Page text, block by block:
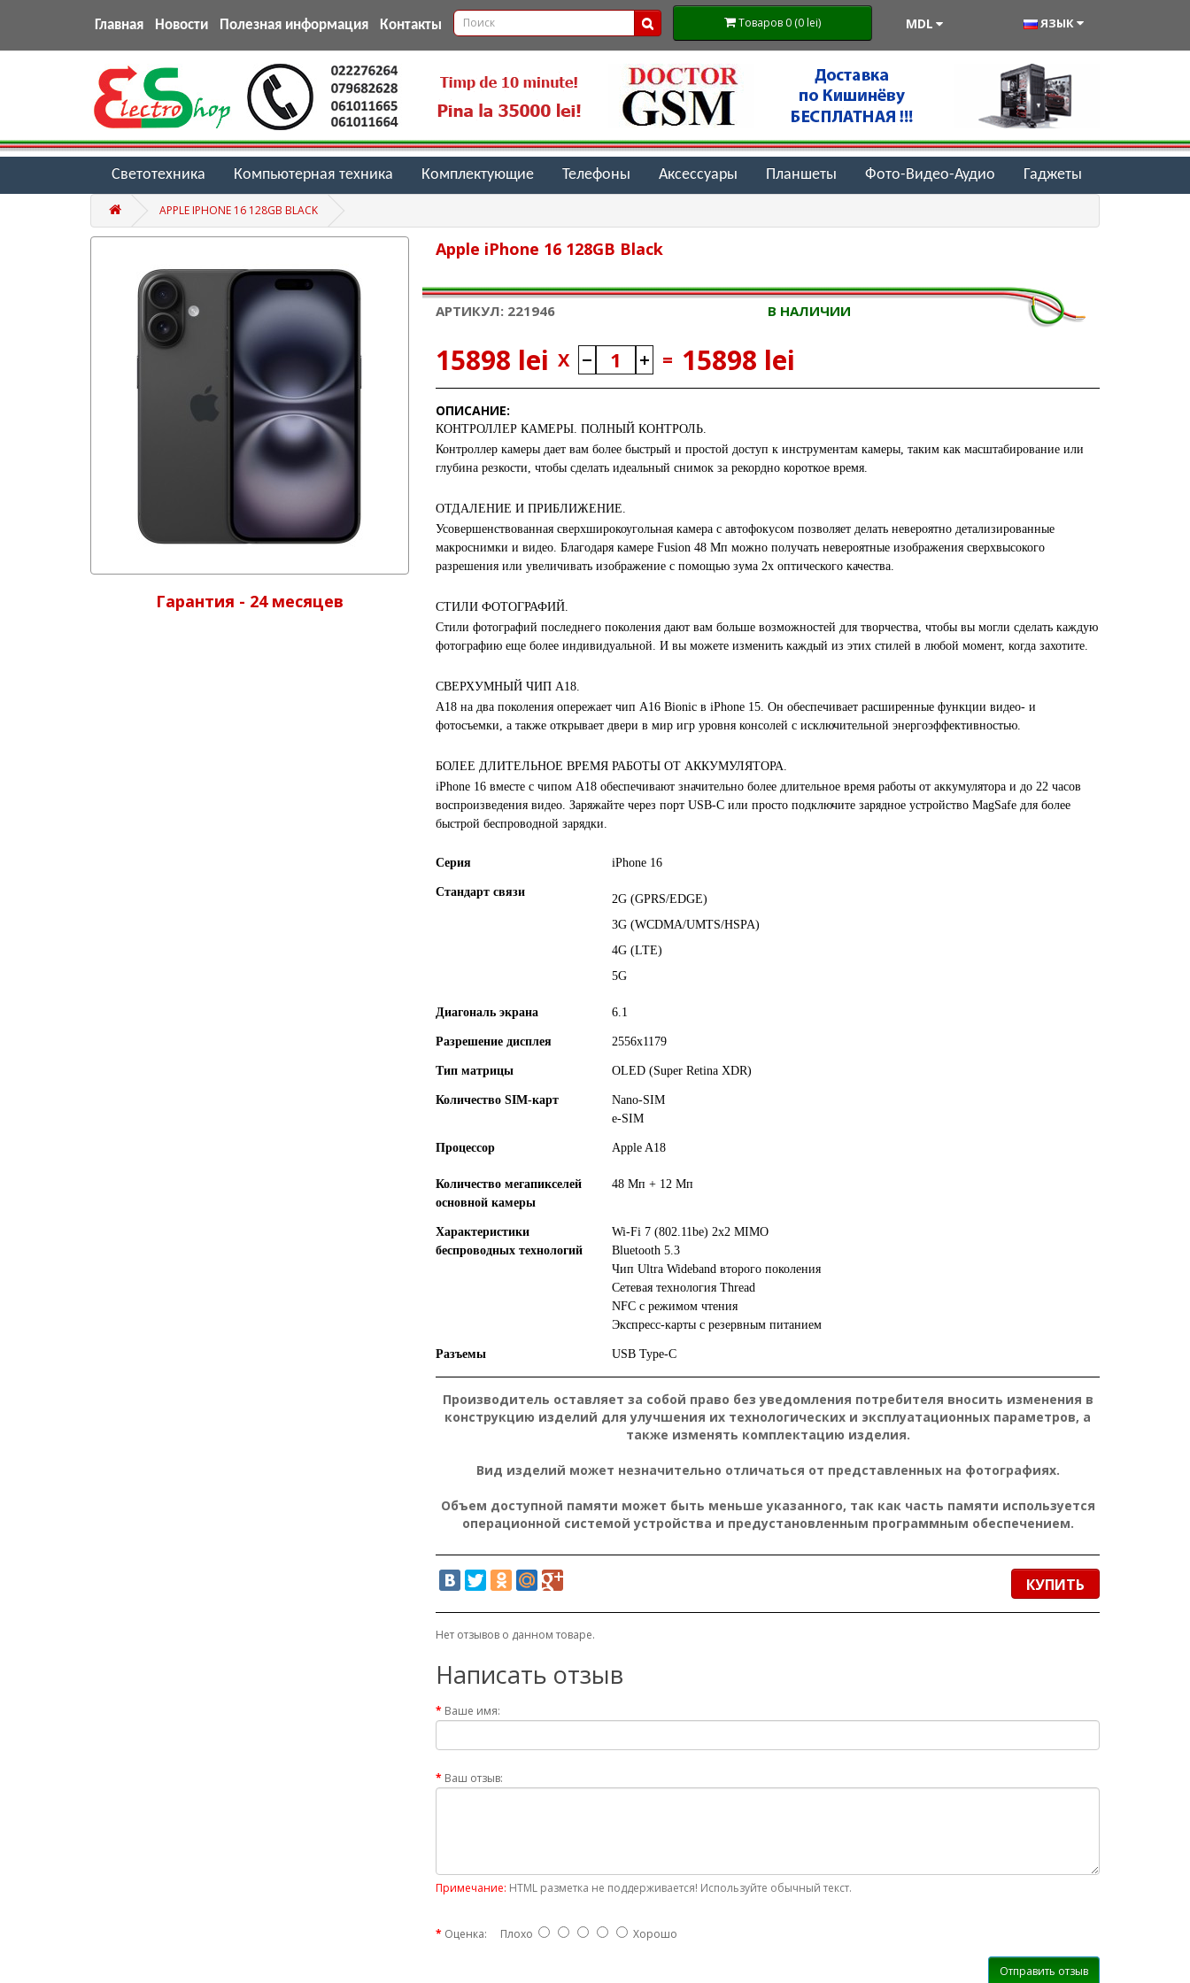
Главная Новости Полезная информация Контакты Товаров 0 (0 lei) MDL ЯЗЫК
Светотехника Компьютерная техника Комплектующие Телефоны Аксессуары Планшеты Фото-Видео-Аудио Гаджеты
APPLE IPHONE 16 128GB BLACK
Гарантия - 24 месяцев
Apple iPhone 16 128GB Black
АРТИКУЛ: 221946 В НАЛИЧИИ
15898 lei X = 15898 lei
ОПИСАНИЕ:
КОНТРОЛЛЕР КАМЕРЫ. ПОЛНЫЙ КОНТРОЛЬ.
Контроллер камеры дает вам более быстрый и простой доступ к инструментам камеры, таким как масштабирование или
глубина резкости, чтобы сделать идеальный снимок за рекордно короткое время.
ОТДАЛЕНИЕ И ПРИБЛИЖЕНИЕ.
Усовершенствованная сверхширокоугольная камера с автофокусом позволяет делать невероятно детализированные
макроснимки и видео. Благодаря камере Fusion 48 Мп можно получать невероятные изображения сверхвысокого
разрешения или увеличивать изображение с помощью зума 2х оптического качества.
СТИЛИ ФОТОГРАФИЙ.
Стили фотографий последнего поколения дают вам больше возможностей для творчества, чтобы вы могли сделать каждую
фотографию еще более индивидуальной. И вы можете изменить каждый из этих стилей в любой момент, когда захотите.
СВЕРХУМНЫЙ ЧИП A18.
A18 на два поколения опережает чип A16 Bionic в iPhone 15. Он обеспечивает расширенные функции видео- и
фотосъемки, а также открывает двери в мир игр уровня консолей с исключительной энергоэффективностью.
БОЛЕЕ ДЛИТЕЛЬНОЕ ВРЕМЯ РАБОТЫ ОТ АККУМУЛЯТОРА.
iPhone 16 вместе с чипом A18 обеспечивают значительно более длительное время работы от аккумулятора и до 22 часов
воспроизведения видео. Заряжайте через порт USB-C или просто подключите зарядное устройство MagSafe для более
быстрой беспроводной зарядки.
Серия iPhone 16
Стандарт связи
2G (GPRS/EDGE)
3G (WCDMA/UMTS/HSPA)
4G (LTE)
5G
Диагональ экрана 6.1
Разрешение дисплея 2556x1179
Тип матрицы OLED (Super Retina XDR)
Количество SIM-карт
Nano-SIM
e-SIM
Процеcсор Apple A18
Количество мегапикселей
основной камеры
48 Мп + 12 Мп
Характеристики
беспроводных технологий
Wi‑Fi 7 (802.11be) 2x2 MIMO
Bluetooth 5.3
Чип Ultra Wideband второго поколения
Сетевая технология Thread
NFC с режимом чтения
Экспресс-карты с резервным питанием
Разъемы USB Type-C
Производитель оставляет за собой право без уведомления потребителя вносить изменения в
конструкцию изделий для улучшения их технологических и эксплуатационных параметров, а
также изменять комплектацию изделия.
Вид изделий может незначительно отличаться от представленных на фотографиях.
Объем доступной памяти может быть меньше указанного, так как часть памяти используется
операционной системой устройства и предустановленным программным обеспечением.
КУПИТЬ
Нет отзывов о данном товаре.
Написать отзыв
Ваше имя:
Ваш отзыв:
Примечание: HTML разметка не поддерживается! Используйте обычный текст.
Оценка: Плохо Хорошо
Отправить отзыв